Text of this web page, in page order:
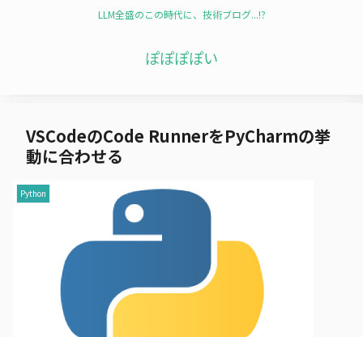
LLM全盛のこの時代に、技術ブログ...!?
ぽぽぽぽい
VSCodeのCode RunnerをPyCharmの挙
動に合わせる
Python